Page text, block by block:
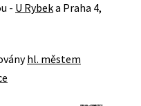
- U Rybeka Praha 4,
hl. městem